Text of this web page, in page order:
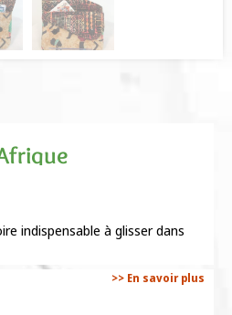
indispensable à glisser dans
>> En savoir plus